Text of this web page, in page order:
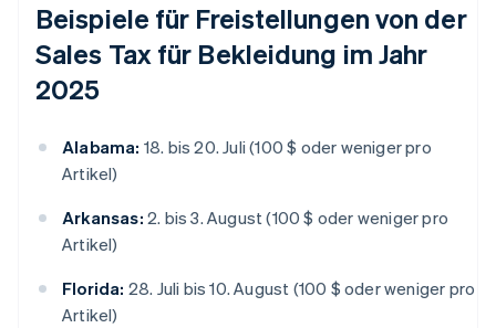
Beispiele für Freistellungen von der
Sales Tax für Bekleidung im Jahr
2025
Alabama: 18. bis 20. Juli (100 $ oder weniger pro
Artikel)
Arkansas: 2. bis 3. August (100 $ oder weniger pro
Artikel)
Florida: 28. Juli bis 10. August (100 $ oder weniger pro
Artikel)